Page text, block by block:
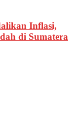
Inflasi,
di Sumatera